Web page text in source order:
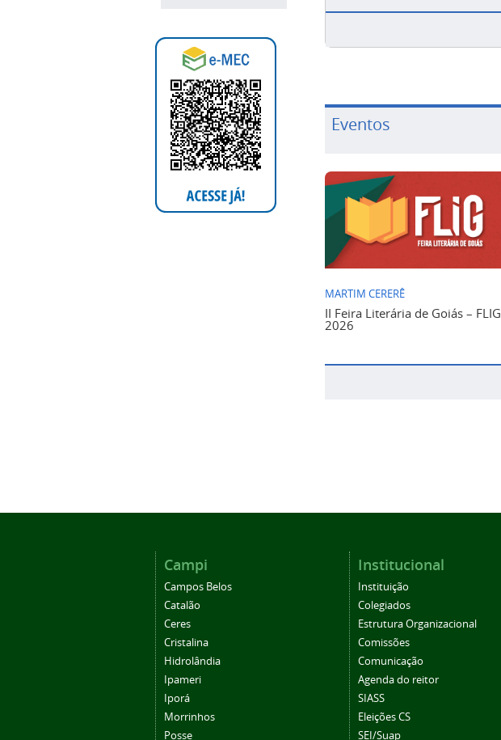
Eventos
MARTIM CERERÊ
II Feira Literária de Goiás – FLIG
2026
Campi
Campos Belos
Catalão
Ceres
Cristalina
Hidrolândia
Ipameri
Iporá
Morrinhos
Posse
Institucional
Instituição
Colegiados
Estrutura Organizacional
Comissões
Comunicação
Agenda do reitor
SIASS
Eleições CS
SEI/Suap